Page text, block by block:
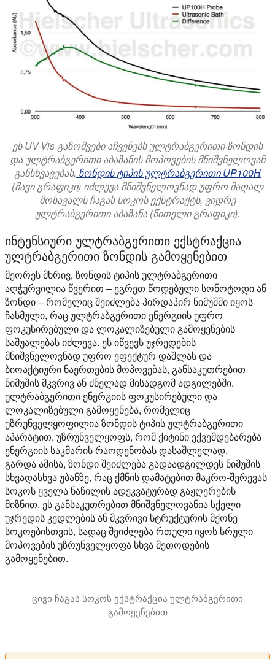
ეს UV-Vis გაზომვები აჩვენებს ულტრაბგერითი ზონდის
და ულტრაბგერითი აბაზანის მოპოვების მნიშვნელოვან
განსხვავებას. ზონდის ტიპის ულტრაბგერითი UP100H
(შავი გრაფიკი) იძლევა მნიშვნელოვნად უფრო მაღალ
მოსავალს ჩაგას სოკოს ექსტრაქტს, ვიდრე
ულტრაბგერითი აბაზანა (წითელი გრაფიკი).
ინტენსიური ულტრაბგერითი ექსტრაქცია
ულტრაბგერითი ზონდის გამოყენებით
მეორეს მხრივ, ზონდის ტიპის ულტრაბგერითი
აღჭურვილია წვერით – ეგრეთ წოდებული სონოტოდი ან
ზონდი – რომელიც შეიძლება პირდაპირ ნიმუშში იყოს
ჩასმული, რაც ულტრაბგერითი ენერგიის უფრო
ფოკუსირებული და ლოკალიზებული გამოყენების
საშუალებას იძლევა. ეს იწვევს უჯრედების
მნიშვნელოვნად უფრო ეფექტურ დაშლას და
ბიოაქტიური ნაერთების მოპოვებას, განსაკუთრებით
ნიმუშის მკვრივ ან ძნელად მისადგომ ადგილებში.
ულტრაბგერითი ენერგიის ფოკუსირებული და
ლოკალიზებული გამოყენება, რომელიც
უზრუნველყოფილია ზონდის ტიპის ულტრაბგერითი
აპარატით, უზრუნველყოფს, რომ ქიტინი ექვემდებარება
ენერგიის საკმარის რაოდენობას დასაშლელად.
გარდა ამისა, ზონდი შეიძლება გადაადგილდეს ნიმუშის
სხვადასხვა უბანზე, რაც ქმნის დამატებით მაკრო-შერევას
სოკოს ყველა ნაწილის ადეკვატურად გაჟღერების
მიზნით. ეს განსაკუთრებით მნიშვნელოვანია სქელი
უჯრედის კედლების ან მკვრივი სტრუქტურის მქონე
სოკოებისთვის, სადაც შეიძლება რთული იყოს სრული
მოპოვების უზრუნველყოფა სხვა მეთოდების
გამოყენებით.
ცივი ჩაგას სოკოს ექსტრაქცია ულტრაბგერითი
გამოყენებით